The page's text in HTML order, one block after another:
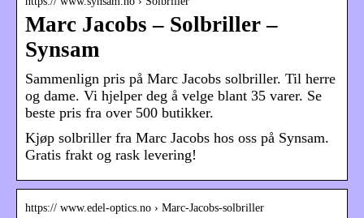
Marc Jacobs – Solbriller –
Synsam
Sammenlign pris på Marc Jacobs solbriller. Til herre
og dame. Vi hjelper deg å velge blant 35 varer. Se
beste pris fra over 500 butikker.
Kjøp solbriller fra Marc Jacobs hos oss på Synsam.
Gratis frakt og rask levering!
https:// www.edel-optics.no › Marc-Jacobs-solbriller